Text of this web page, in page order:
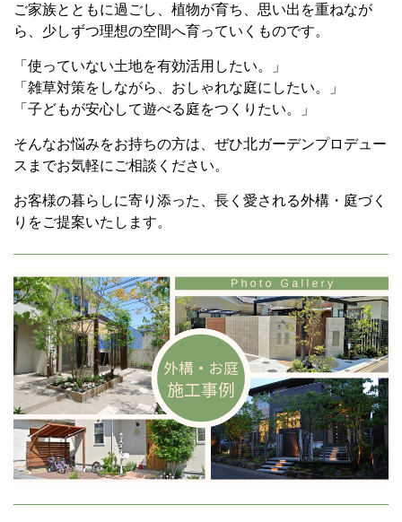
ご家族とともに過ごし、植物が育ち、思い出を重ねなが
ら、少しずつ理想の空間へ育っていくものです。
「使っていない土地を有効活用したい。」
「雑草対策をしながら、おしゃれな庭にしたい。」
「子どもが安心して遊べる庭をつくりたい。」
そんなお悩みをお持ちの方は、ぜひ北ガーデンプロデュー
スまでお気軽にご相談ください。
お客様の暮らしに寄り添った、長く愛される外構・庭づく
りをご提案いたします。